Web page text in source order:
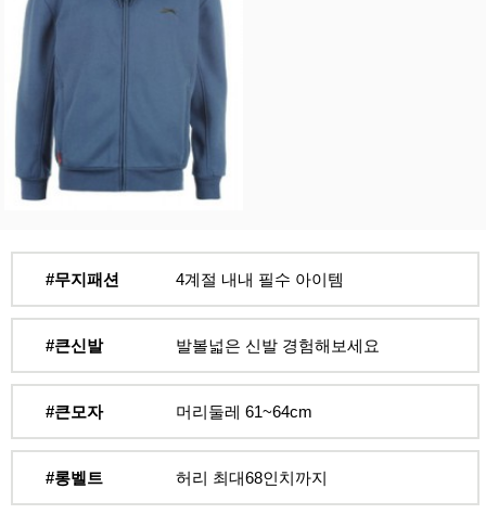
#무지패션 4계절 내내 필수 아이템
#큰신발 발볼넓은 신발 경험해보세요
#큰모자 머리둘레 61~64cm
#롱벨트 허리 최대68인치까지